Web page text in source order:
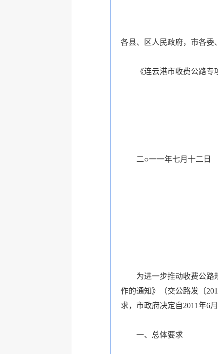
各县、区人民政府，市各委
《连云港市收费公路专项
二○一一年七月十二日
为进一步推动收费公路规
作的通知》（交公路发〔
求，市政府决定自2011年6
一、总体要求